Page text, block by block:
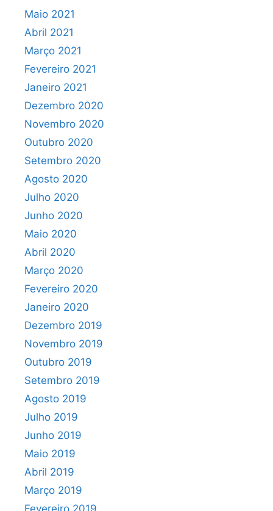
Maio 2021
Abril 2021
Março 2021
Fevereiro 2021
Janeiro 2021
Dezembro 2020
Novembro 2020
Outubro 2020
Setembro 2020
Agosto 2020
Julho 2020
Junho 2020
Maio 2020
Abril 2020
Março 2020
Fevereiro 2020
Janeiro 2020
Dezembro 2019
Novembro 2019
Outubro 2019
Setembro 2019
Agosto 2019
Julho 2019
Junho 2019
Maio 2019
Abril 2019
Março 2019
Fevereiro 2019